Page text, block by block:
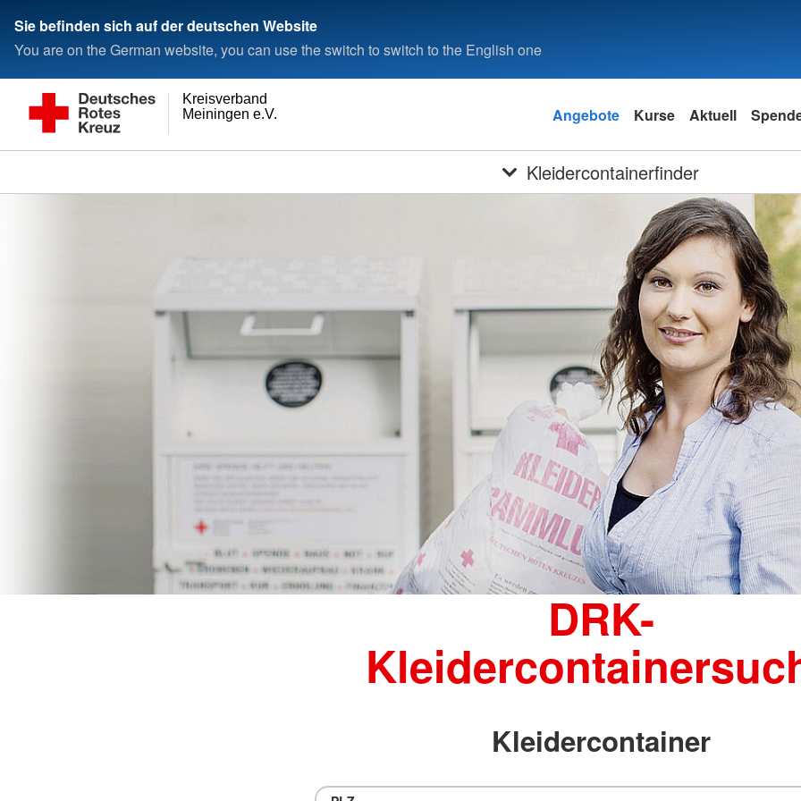
Sie befinden sich auf der deutschen Website
You are on the German website, you can use the switch to switch to the English one
Meiningen e.V.
Kreisverband
Angebote Kurse Aktuell
Kleidercontainerfinder
DRK-
Kleidercontainer